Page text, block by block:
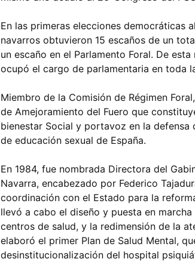
En las primeras elecciones democráticas
navarros obtuvieron 15 escaños de un
un escaño en el Parlamento Foral. De
ocupó el cargo de parlamentaria en toda
Miembro de la Comisión de Régimen
de Amejoramiento del Fuero que
bienestar Social y portavoz en la
de educación sexual de España.
En 1984, fue nombrada Directora del
Navarra, encabezado por Federico
coordinación con el Estado para la
llevó a cabo el diseño y puesta en
centros de salud, y la redimensión de la
elaboró el primer Plan de Salud Mental,
desinstitucionalización del hospital